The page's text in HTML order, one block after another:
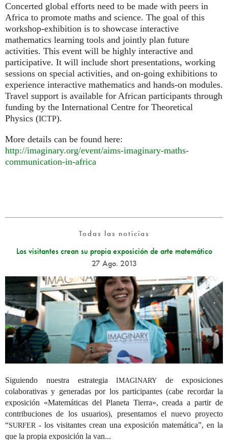
Concerted global efforts need to be made with peers in
Africa to promote maths and science. The goal of this
workshop-exhibition is to showcase interactive
mathematics learning tools and jointly plan future
activities. This event will be highly interactive and
participative. It will include short presentations, working
sessions on special activities, and on-going exhibitions to
experience interactive mathematics and hands-on modules.
Travel support is available for African participants through
funding by the International Centre for Theoretical
Physics (ICTP).
More details can be found here:
http://imaginary.org/event/aims-imaginary-maths-
communication-in-africa
Todas las noticias
Los visitantes crean su propia exposición de arte matemático
27 Ago. 2013
Siguiendo nuestra estrategiaIMAGINARY de exposiciones
colaborativas y generadas por los participantes (cabe recordar la
exposición «Matemáticas del Planeta Tierra», creada a partir de
contribuciones de los usuarios), presentamos el nuevo proyecto
“SURFER - los visitantes crean una exposición matemática”, en la
que la propia exposición la van...